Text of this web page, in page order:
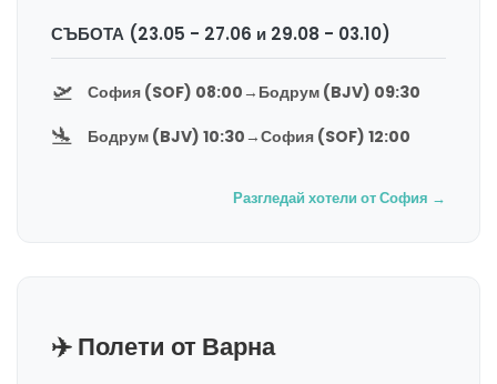
СЪБОТА (23.05 - 27.06 и 29.08 - 03.10)
🛫 София (SOF) 08:00→ Бодрум (BJV) 09:30
🛬 Бодрум (BJV) 10:30→София (SOF) 12:00
Разгледай хотели от София →
✈️ Полети от Варна